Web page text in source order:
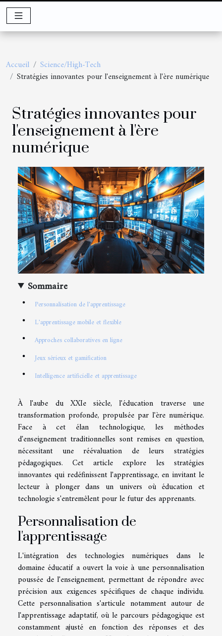
Accueil
Science/High-Tech
Stratégies innovantes pour l'enseignement à l'ère numérique
Stratégies innovantes pour
l'enseignement à l'ère
numérique
Sommaire
Personnalisation de l'apprentissage
L'apprentissage mobile et flexible
Approches collaboratives en ligne
Jeux sérieux et gamification
Intelligence artificielle et apprentissage
À l'aube du XXIe siècle, l'éducation traverse une
transformation profonde, propulsée par l'ère numérique.
Face à cet élan technologique, les méthodes
d'enseignement traditionnelles sont remises en question,
nécessitant une réévaluation de leurs stratégies
pédagogiques. Cet article explore les stratégies
innovantes qui redéfinissent l'apprentissage, en invitant le
lecteur à plonger dans un univers où éducation et
technologie s'entremêlent pour le futur des apprenants.
Personnalisation de
l'apprentissage
L'intégration des technologies numériques dans le
domaine éducatif a ouvert la voie à une personnalisation
poussée de l'enseignement, permettant de répondre avec
précision aux exigences spécifiques de chaque individu.
Cette personnalisation s'articule notamment autour de
l'apprentissage adaptatif, où le parcours pédagogique est
constamment ajusté en fonction des réponses et des